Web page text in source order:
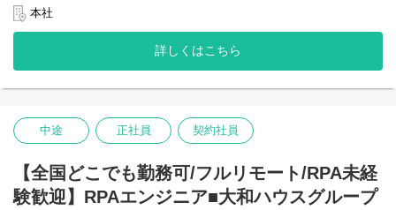
業務ヒアリング、要件定義、基本設計、詳細設計、実装、テス
ト、リリースまで開発作業を一気通貫で担当していただきます。
環境の運用・保守までをお任せします。
使用ツール：
-UiPath
-AI-OCR/DX Suite
-MySQL など
【将来的に】要件定義から設計、運用まで全般を行い、早い段階
で技術スペシャリストとして、技術面からメンバーを引っ張って
いただく役割を期待しています。
会社としてDX推進を進める中、AIを使って新たな価値を生む仕
す！
＜クライアントは大和ハウスグループ全体＞
大和ハウスグループ480社、グループ従業員数(正社員のみ)48,831
全てに関わるシステムを担っています。
出資は大和ハウス本体になりますが、売上好調かつDX推進の優先
度が高いため、
本社
詳しくはこちら
中途 正社員 契約社員
【全国どこでも勤務可/フルリモート/RPA未経
験歓迎】RPAエンジニア■大和ハウスグループ